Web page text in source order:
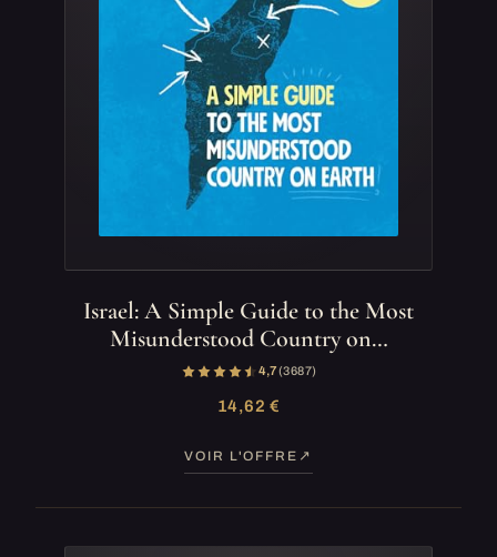
Israel: A Simple Guide to the Most
Misunderstood Country on…
4,7(3 687)
14,62 €
VOIR L'OFFRE